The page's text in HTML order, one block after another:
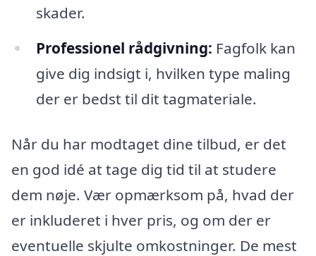
skader.
Professionel rådgivning: Fagfolk kan
give dig indsigt i, hvilken type maling
der er bedst til dit tagmateriale.
Når du har modtaget dine tilbud, er det
en god idé at tage dig tid til at studere
dem nøje. Vær opmærksom på, hvad der
er inkluderet i hver pris, og om der er
eventuelle skjulte omkostninger. De mest